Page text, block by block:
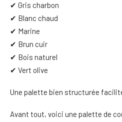
✔ Gris charbon
✔ Blanc chaud
✔ Marine
✔ Brun cuir
✔ Bois naturel
✔ Vert olive
Une palette bien structurée
Avant tout, voici une palette de